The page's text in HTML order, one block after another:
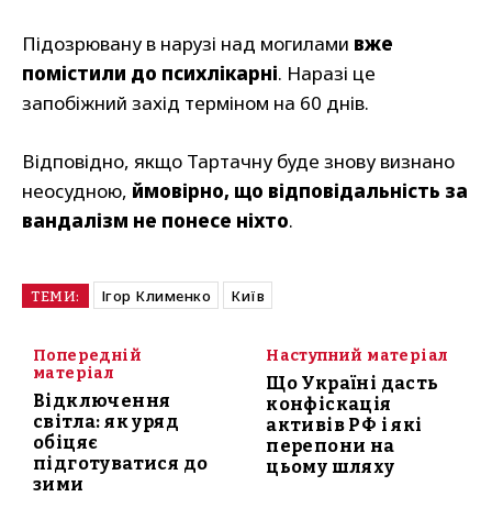
Підозрювану в нарузі над могилами вже
помістили до психлікарні. Наразі це
запобіжний захід терміном на 60 днів.
Відповідно, якщо Тартачну буде знову визнано
неосудною, ймовірно, що відповідальність за
вандалізм не понесе ніхто.
ТЕМИ: Ігор Клименко Київ
Попередній
матеріал
Відключення
світла: як уряд
обіцяє
підготуватися до
зими
Наступний матеріал
Що Україні дасть
конфіскація
активів РФ і які
перепони на
цьому шляху